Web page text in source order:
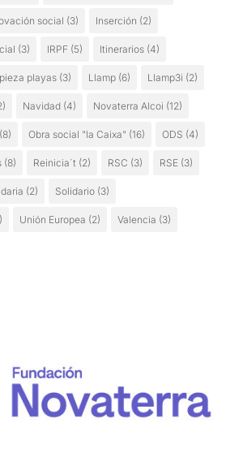
social (3) Inserción (2)
(3) IRPF(5) Itinerarios(4)
playas(3) Llamp(6) Llamp3i (2)
Navidad(4) Novaterra Alcoi (12)
(8) Obra social "la Caixa" (16) ODS (4)
(8) Reinicia´t(2) RSC (3) RSE(3)
(2) Solidario(3)
Unión Europea (2) Valencia (3)